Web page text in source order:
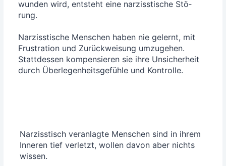
wun­den wird, ent­steht eine nar­ziss­ti­sche Stö­
rung.
Nar­ziss­ti­sche Men­schen haben nie gelernt, mit
Frus­tra­ti­on und Zurück­wei­sung umzu­ge­hen.
Statt­des­sen kom­pen­sie­ren sie ihre Unsi­cher­heit
durch Über­le­gen­heits­ge­füh­le und Kontrolle.
Nar­ziss­tisch ver­an­lag­te Men­schen sind in ihrem
Inne­ren tief ver­letzt, wol­len davon aber nichts
wis­sen.